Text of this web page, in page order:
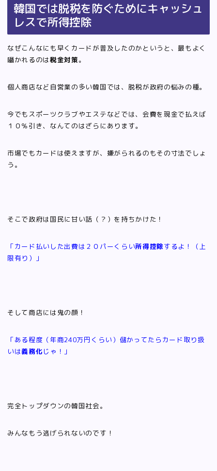
韓国では脱税を防ぐためにキャッシュ
レスで所得控除
なぜこんなにも早くカードが普及したのかというと、最もよく
囁かれるのは税金対策。
個人商店など自営業の多い韓国では、脱税が政府の悩みの種。
今でもスポーツクラブやエステなどでは、会費を現金で払えば
１０％引き、なんてのはざらにあります。
市場でもカードは使えますが、嫌がられるのもその寸法でしょ
う。
そこで政府は国民に甘い話（？）を持ちかけた！
「カード払いした出費は２０パーくらい所得控除するよ！（上
限有り）」
そして商店には鬼の顔！
「ある程度（年商240万円くらい）儲かってたらカード取り扱
いは義務化じゃ！」
完全トップダウンの韓国社会。
みんなもう逃げられないのです！